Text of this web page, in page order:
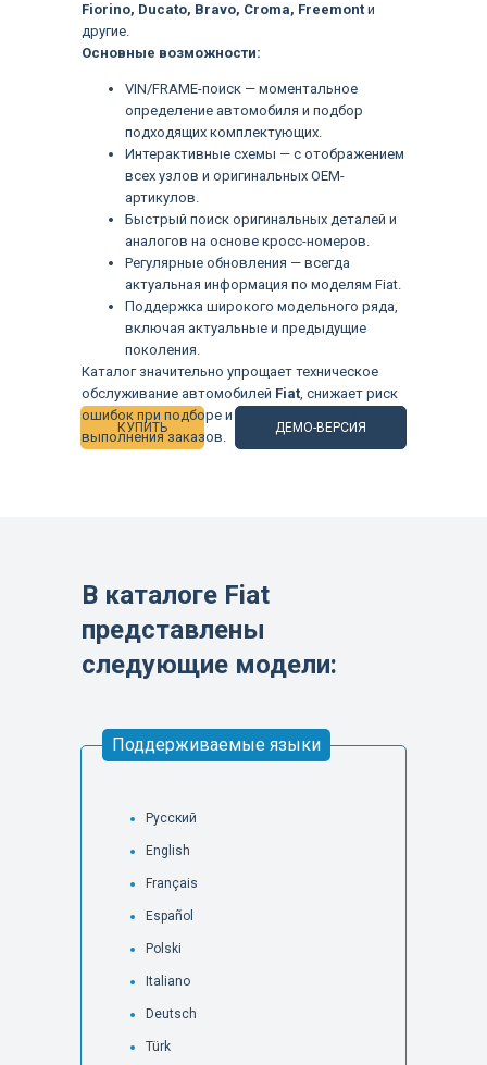
КУПИТЬ ДЕМО-ВЕРСИЯ
Fiorino, Ducato, Bravo, Croma, Freemont и
другие.
Основные возможности:
VIN/FRAME-поиск — моментальное
определение автомобиля и подбор
подходящих комплектующих.
Интерактивные схемы — с отображением
всех узлов и оригинальных OEM-
артикулов.
Быстрый поиск оригинальных деталей и
аналогов на основе кросс-номеров.
Регулярные обновления — всегда
актуальная информация по моделям Fiat.
Поддержка широкого модельного ряда,
включая актуальные и предыдущие
поколения.
Каталог значительно упрощает техническое
обслуживание автомобилей Fiat, снижает риск
ошибок при подборе и увеличивает скорость
выполнения заказов.
В каталоге Fiat
представлены
следующие модели:
Русский
English
Français
Español
Polski
Italiano
Deutsch
Türk
Языки
Поддерживаемые языки